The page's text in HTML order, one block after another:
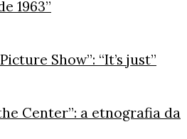
1963”
Show”: “It’s just”
Center”: a etnografia da